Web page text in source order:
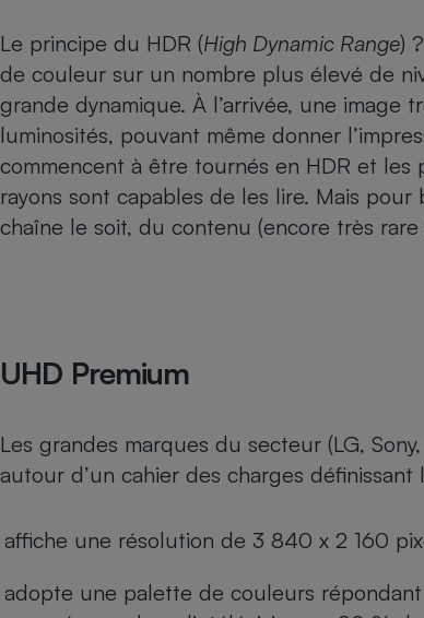
Le principe du HDR (High Dynamic Range)
de couleur sur un nombre plus élevé de
grande dynamique. À l’arrivée, une image
luminosités, pouvant même donner
commencent à être tournés en HDR et
rayons sont capables de les lire. Mais
chaîne le soit, du contenu (encore très rare
UHD Premium
Les grandes marques du secteur (LG,
autour d’un cahier des charges
affiche une résolution de 3 840 x 2 160
adopte une palette de couleurs
Plaque de
Téléphone
Radiateur